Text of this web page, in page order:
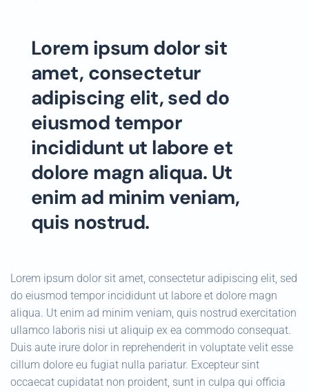
Lorem ipsum dolor sit
amet, consectetur
adipiscing elit, sed do
eiusmod tempor
incididunt ut labore et
dolore magn aliqua. Ut
enim ad minim veniam,
quis nostrud.
Lorem ipsum dolor sit amet, consectetur adipiscing elit, sed
do eiusmod tempor incididunt ut labore et dolore magn
aliqua. Ut enim ad minim veniam, quis nostrud exercitation
ullamco laboris nisi ut aliquip ex ea commodo consequat.
Duis aute irure dolor in reprehenderit in voluptate velit esse
cillum dolore eu fugiat nulla pariatur. Excepteur sint
occaecat cupidatat non proident, sunt in culpa qui officia